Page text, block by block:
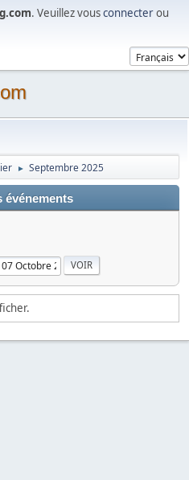
. Veuillez vousconnecterou
► Septembre 2025
événements